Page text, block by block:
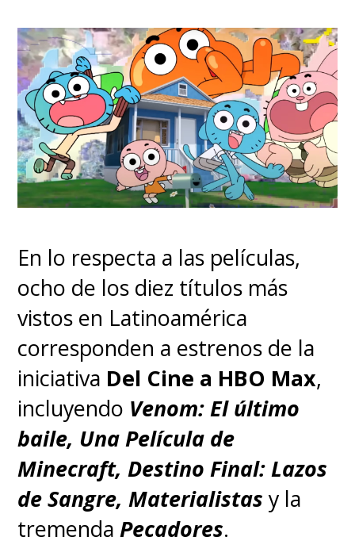
En lo respecta a las películas,
ocho de los diez títulos más
vistos en Latinoamérica
corresponden a estrenos de la
iniciativa Del Cine a HBO Max,
incluyendo Venom: El último
baile, Una Película de
Minecraft, Destino Final: Lazos
de Sangre, Materialistas y la
tremendaPecadores.